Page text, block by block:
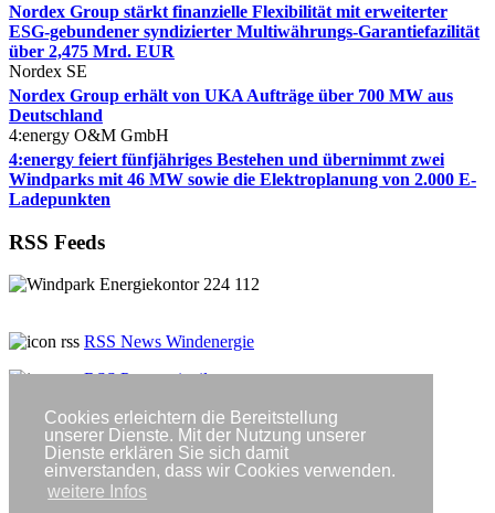
Cookies erleichtern die Bereitstellung
unserer Dienste. Mit der Nutzung unserer
Dienste erklären Sie sich damit
einverstanden, dass wir Cookies verwenden.
weitere Infos
Nordex Group stärkt finanzielle Flexibilität mit erweiterter
ESG-gebundener syndizierter Multiwährungs-Garantiefazilität
über 2,475 Mrd. EUR
Nordex SE
Nordex Group erhält von UKA Aufträge über 700 MW aus
Deutschland
4:energy O&M GmbH
4:energy feiert fünfjähriges Bestehen und übernimmt zwei
Windparks mit 46 MW sowie die Elektroplanung von 2.000 E-
Ladepunkten
RSS Feeds
RSS News Windenergie
RSS Pressemitteilungen
Neue Energie Jobs
BBH Consulting AG